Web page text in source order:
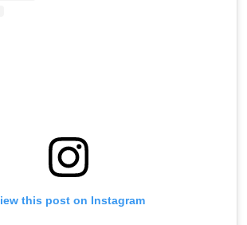
this post on Instagram